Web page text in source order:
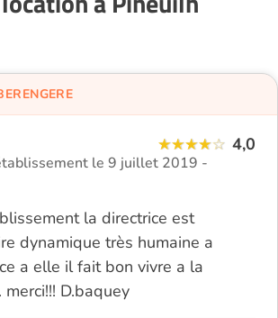
4,0
le 9 juillet 2019 -
la directrice est
dynamique très humaine a
a elle il fait bon vivre a la
merci!!! D.baquey